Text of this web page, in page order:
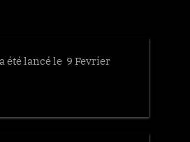
été lancé le 9 Fevrier